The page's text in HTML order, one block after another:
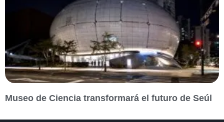
Museo de Ciencia transformará el futuro de Seúl